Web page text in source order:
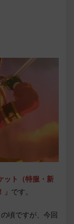
ット（特服・新
です。
頃ですが、今回